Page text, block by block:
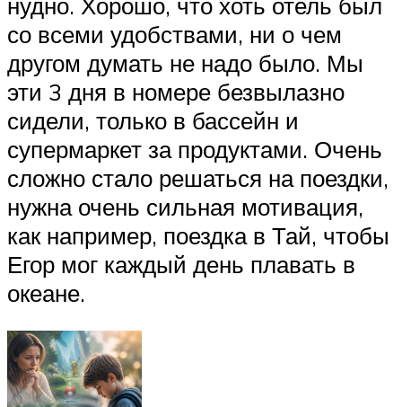
со всеми удобствами, ни о чем
другом думать не надо было. Мы
эти 3 дня в номере безвылазно
сидели, только в бассейн и
супермаркет за продуктами. Очень
сложно стало решаться на поездки,
нужна очень сильная мотивация,
как например, поездка в Тай, чтобы
Егор мог каждый день плавать в
океане.